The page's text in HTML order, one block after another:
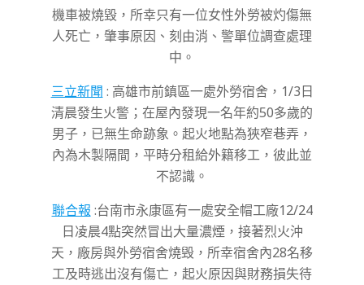
機車被燒毀，所幸只有一位女性外勞被灼傷無
人死亡，肇事原因、刻由消、警單位調查處理
中。
三立新聞 : 高雄市前鎮區一處外勞宿舍，1/3日
清晨發生火警；在屋內發現一名年約50多歲的
男子，已無生命跡象。 起火地點為狹窄巷弄，
內為木製隔間，平時分租給外籍移工，彼此並
不認識。
聯合報 :台南市永康區有一處安全帽工廠12/24
日凌晨4點突然冒出大量濃煙，接著烈火沖
天，廠房與外勞宿舍燒毁，所幸宿舍內28名移
工及時逃出沒有傷亡，起火原因與財務損失待